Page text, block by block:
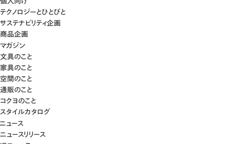
テクノロジーとひとびと
サステナビリティ企画
商品企画
マガジン
文具のこと
家具のこと
空間のこと
通販のこと
コクヨのこと
スタイルカタログ
ニュース
ニュースリリース